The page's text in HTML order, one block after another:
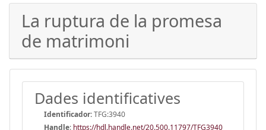
La ruptura de la promesa
de matrimoni
Dades identificatives
Identificador:TFG:3940
Handle: https://hdl.handle.net/20.500.11797/TFG3940